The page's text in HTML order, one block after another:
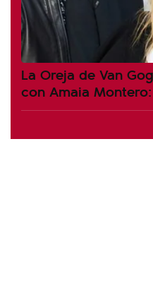
La Oreja de Van
con Amaia